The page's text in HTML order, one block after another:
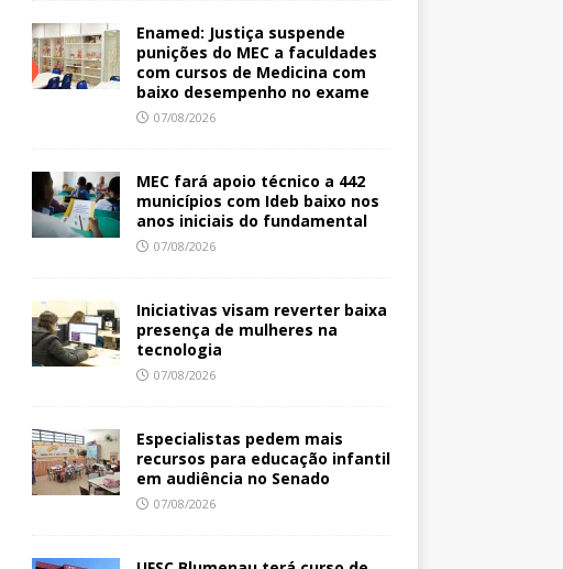
Enamed: Justiça suspende
punições do MEC a faculdades
com cursos de Medicina com
baixo desempenho no exame
07/08/2026
MEC fará apoio técnico a 442
municípios com Ideb baixo nos
anos iniciais do fundamental
07/08/2026
Iniciativas visam reverter baixa
presença de mulheres na
tecnologia
07/08/2026
Especialistas pedem mais
recursos para educação infantil
em audiência no Senado
07/08/2026